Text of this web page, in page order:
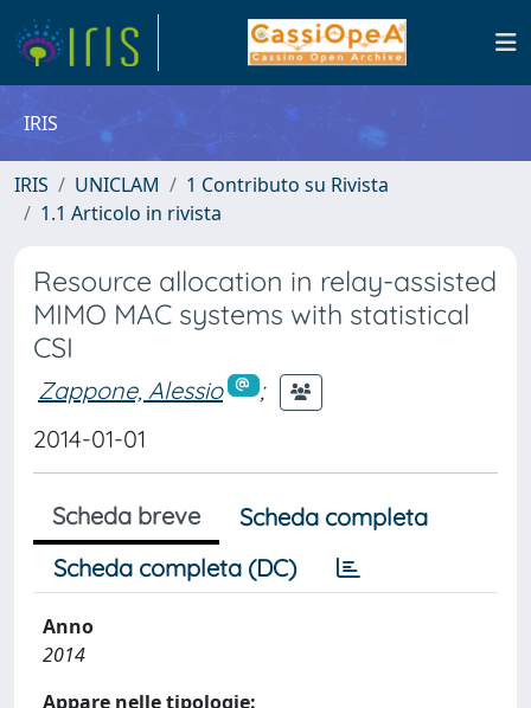
IRIS
IRIS UNICLAM
1 Contributo su Rivista
1.1 Articolo in rivista
Resource allocation in relay-assisted
MIMO MAC systems with statistical
CSI
Zappone, Alessio
;
2014-01-01
Scheda breve
Scheda completa
Scheda completa (DC)
Anno
2014
Appare nelle tipologie: